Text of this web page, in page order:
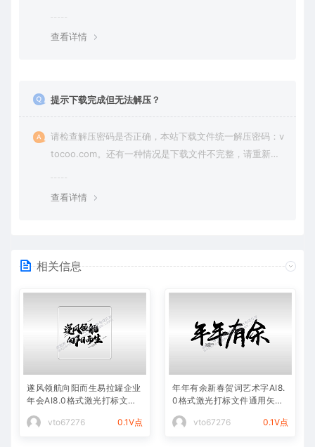
查看详情
提示下载完成但无法解压？
请检查解压密码是否正确，本站下载文件统一解压密码：v
tocoo.com。还有一种情况是下载文件不完整，请重新下
查看详情
相关信息
遂风领航向阳而生易拉罐企业
年会AI8.0格式激光打标文件
vto67276
0.1V点
年年有余新春贺词艺术字AI8.
0格式激光打标文件通用矢量
vto67276
0.1V点